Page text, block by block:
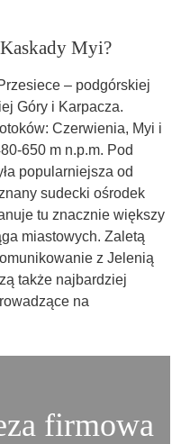
Myi?
– podgórskiej
Góry i Karpacza.
Czerwienia, Myi i
650 m n.p.m. Pod
popularniejsza od
sudecki ośrodek
tu znacznie większy
miastowych. Zaletą
z Jelenią
także najbardziej
na
firmowa